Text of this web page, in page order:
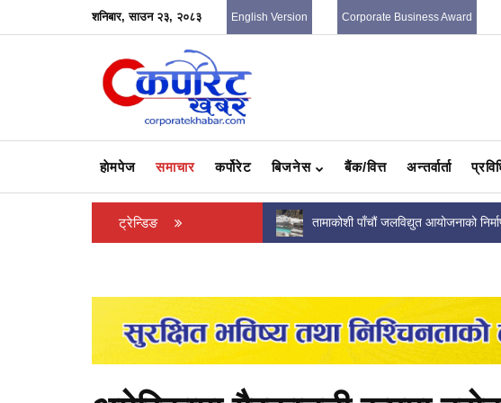
शनिबार, साउन २३, २०८३ English Version Corporate Business Award
हाेमपेज समाचार कर्पोरेट बिजनेस बैंक/वित्त अन्तर्वार्ता
ट्रेन्डिङ
तामाकोशी पाँचौं जलविद्युत आयोजनाको निर्माण कार्य
पोडवे निर्माणसम्बन्धी सम्झौतापत्रमा